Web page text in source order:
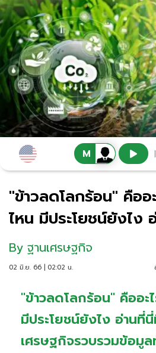
"ข้าวลดโลกร้อน" คืออ
ไหน มีประโยชน์ยังไง
By ฐานเศรษฐกิจ
02 มิ.ย. 66 | 02:02 น.
"ข้าวลดโลกร้อน" คืออะ
มีประโยชน์ยังไง อ่านที่
เศรษฐกิจรวบรวมข้อมู